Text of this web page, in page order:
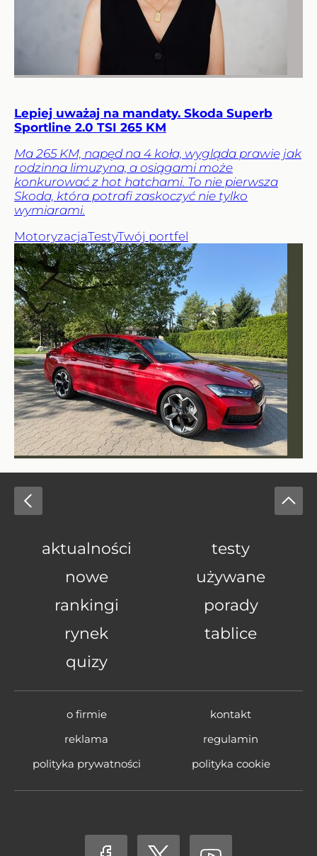
Lepiej uważaj na mandaty. Skoda Superb
Sportline 2.0 TSI 265 KM
Ma 265 KM, napęd na 4 koła, wygląda prawie jak
rodzinna limuzyna, a osiągami może
konkurować z hot hatchami. To nie pierwsza
Skoda, która potrafi zaskoczyć nie tylko
wymiarami.
MotoryzacjaTestyTwój portfel
aktualności
testy
nowe
używane
rankingi
porady
rynek
tablice
quizy
o firmie
kontakt
reklama
regulamin
polityka prywatności
polityka cookie